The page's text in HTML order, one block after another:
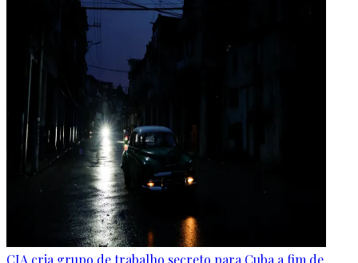
CIA cria grupo de trabalho secreto para Cuba a fim de